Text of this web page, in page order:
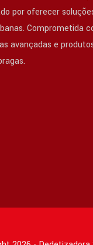
por oferecer
Comprometida
avançadas e